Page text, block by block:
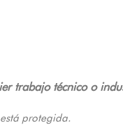
trabajo técnico o
protegida.